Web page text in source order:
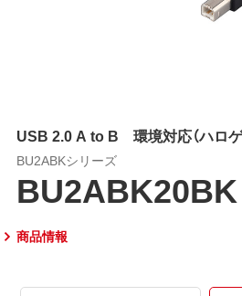
USB 2.0 A to B 環境対応（ハロ
BU2ABKシリーズ
BU2ABK20BK
商品情報